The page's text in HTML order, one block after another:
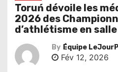
Toruń dévoile les
2026 des
d’athlétisme en salle
By Équipe
Fév 12, 2026